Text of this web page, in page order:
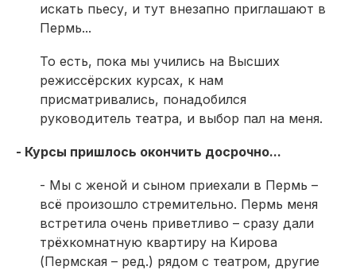
искать пьесу, и тут внезапно приглашают в
Пермь...
То есть, пока мы учились на Высших
режиссёрских курсах, к нам
присматривались, понадобился
руководитель театра, и выбор пал на меня.
- Курсы пришлось окончить досрочно...
- Мы с женой и сыном приехали в Пермь –
всё произошло стремительно. Пермь меня
встретила очень приветливо – сразу дали
трёхкомнатную квартиру на Кирова
(Пермская – ред.) рядом с театром, другие